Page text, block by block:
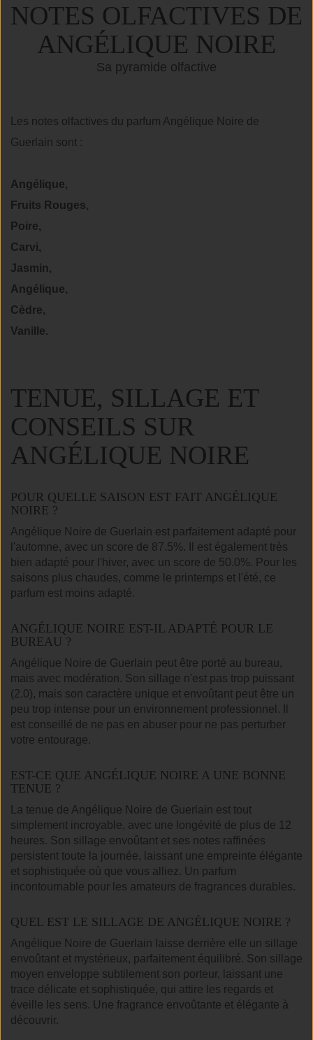
NOTES OLFACTIVES DE
ANGÉLIQUE NOIRE
Sa pyramide olfactive
Les notes olfactives du parfum Angélique Noire de
Guerlain sont :
Angélique,
Fruits Rouges,
Poire,
Carvi,
Jasmin,
Angélique,
Cèdre,
Vanille.
TENUE, SILLAGE ET
CONSEILS SUR
ANGÉLIQUE NOIRE
POUR QUELLE SAISON EST FAIT ANGÉLIQUE
NOIRE ?
Angélique Noire de Guerlain est parfaitement adapté pour
l'automne, avec un score de 87.5%. Il est également très
bien adapté pour l'hiver, avec un score de 50.0%. Pour les
saisons plus chaudes, comme le printemps et l'été, ce
parfum est moins adapté.
ANGÉLIQUE NOIRE EST-IL ADAPTÉ POUR LE
BUREAU ?
Angélique Noire de Guerlain peut être porté au bureau,
mais avec modération. Son sillage n'est pas trop puissant
(2.0), mais son caractère unique et envoûtant peut être un
peu trop intense pour un environnement professionnel. Il
est conseillé de ne pas en abuser pour ne pas perturber
votre entourage.
EST-CE QUE ANGÉLIQUE NOIRE A UNE BONNE
TENUE ?
La tenue de Angélique Noire de Guerlain est tout
simplement incroyable, avec une longévité de plus de 12
heures. Son sillage envoûtant et ses notes raffinées
persistent toute la journée, laissant une empreinte élégante
et sophistiquée où que vous alliez. Un parfum
incontournable pour les amateurs de fragrances durables.
QUEL EST LE SILLAGE DE ANGÉLIQUE NOIRE ?
Angélique Noire de Guerlain laisse derrière elle un sillage
envoûtant et mystérieux, parfaitement équilibré. Son sillage
moyen enveloppe subtilement son porteur, laissant une
trace délicate et sophistiquée, qui attire les regards et
éveille les sens. Une fragrance envoûtante et élégante à
découvrir.